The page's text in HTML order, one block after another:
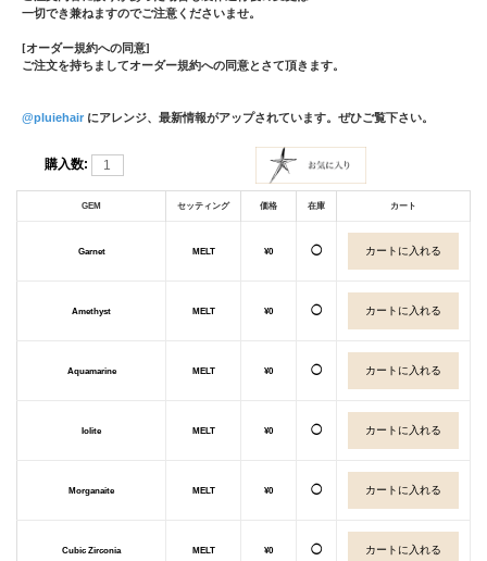
一切でき兼ねますのでご注意くださいませ。
[オーダー規約への同意]
ご注文を持ちましてオーダー規約への同意とさて頂きます。
@pluiehair にアレンジ、最新情報がアップされています。ぜひご覧下さい。
購入数:
GEM セッティング 価格 在庫 カート
Garnet MELT ¥0 ◯
Amethyst MELT ¥0 ◯
Aquamarine MELT ¥0 ◯
Iolite MELT ¥0 ◯
Morganaite MELT ¥0 ◯
Cubic Zirconia MELT ¥0 ◯